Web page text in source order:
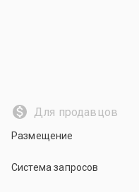
Для продавцов
Размещение
Система запросов